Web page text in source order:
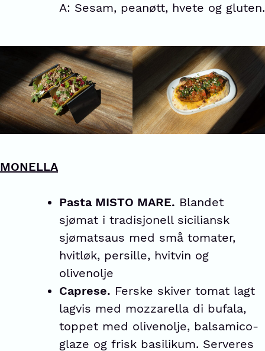
A: Sesam, peanøtt, hvete og gluten.
MONELLA
Pasta MISTO MARE. Blandet
sjømat i tradisjonell siciliansk
sjømatsaus med små tomater,
hvitløk, persille, hvitvin og
olivenolje
Caprese. Ferske skiver tomat lagt
lagvis med mozzarella di bufala,
toppet med olivenolje, balsamico-
glaze og frisk basilikum. Serveres